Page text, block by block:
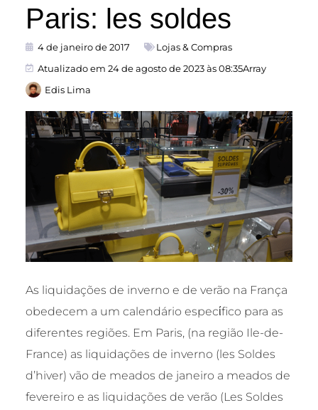
Paris: les soldes
4 de janeiro de 2017
Lojas & Compras
Atualizado em 24 de agosto de 2023 às 08:35Array
Edis Lima
As liquidações de inverno e de verão na França
obedecem a um calendário especίfico para as
diferentes regiões. Em Paris, (na região Ile-de-
France) as liquidações de inverno (les Soldes
d’hiver) vão de meados de janeiro a meados de
fevereiro e as liquidações de verão (Les Soldes